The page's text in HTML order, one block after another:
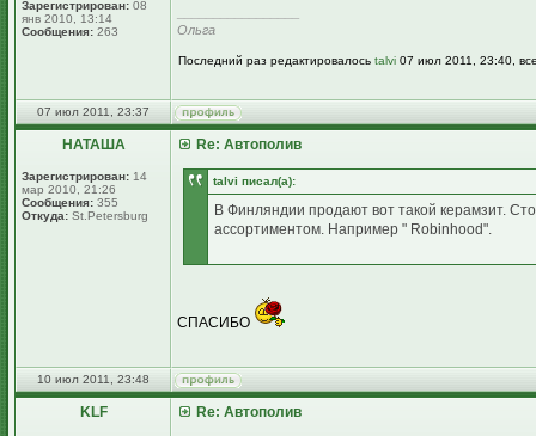
Зарегистрирован: 08
янв 2010, 13:14
Сообщения: 263
Ольга
Последний раз редактировалось talvi 07 июл 2011, 23:40,
07 июл 2011, 23:37
НАТАША
Зарегистрирован: 14
мар 2010, 21:26
Сообщения: 355
Откуда: St.Petersburg
Re: Автополив
talvi писал(а):
В Финляндии продают вот такой керамзит.
ассортиментом. Например " Robinhood".
СПАСИБО
10 июл 2011, 23:48
KLF Re: Автополив